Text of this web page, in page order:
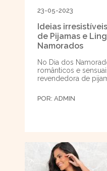
23-05-2023
Ideias
de Pijamas e
Namorados
No Dia dos
românticos e
revendedora de
POR: ADMIN